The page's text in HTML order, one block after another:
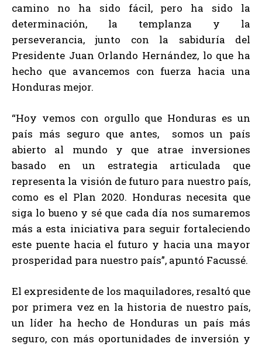
camino no ha sido fácil, pero ha sido la
determinación, la templanza y la
perseverancia, junto con la sabiduría del
Presidente Juan Orlando Hernández, lo que ha
hecho que avancemos con fuerza hacia una
Honduras mejor.
“Hoy vemos con orgullo que Honduras es un
país más seguro que antes, somos un país
abierto al mundo y que atrae inversiones
basado en un estrategia articulada que
representa la visión de futuro para nuestro país,
como es el Plan 2020. Honduras necesita que
siga lo bueno y sé que cada día nos sumaremos
más a esta iniciativa para seguir fortaleciendo
este puente hacia el futuro y hacia una mayor
prosperidad para nuestro país”, apuntó Facussé.
El expresidente de los maquiladores, resaltó que
por primera vez en la historia de nuestro país,
un líder ha hecho de Honduras un país más
seguro, con más oportunidades de inversión y